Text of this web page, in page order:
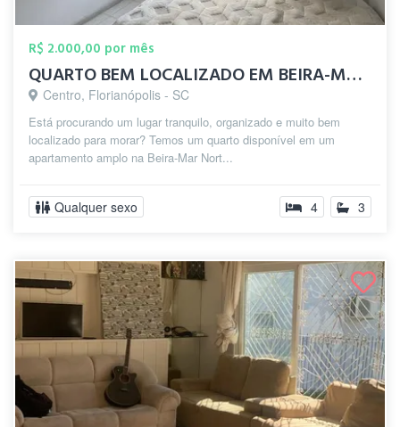
R$ 2.000,00 por mês
QUARTO BEM LOCALIZADO EM BEIRA-MAR CENTR...
Centro, Florianópolis - SC
Está procurando um lugar tranquilo, organizado e muito bem
localizado para morar? Temos um quarto disponível em um
apartamento amplo na Beira-Mar Nort...
Qualquer sexo 4 3